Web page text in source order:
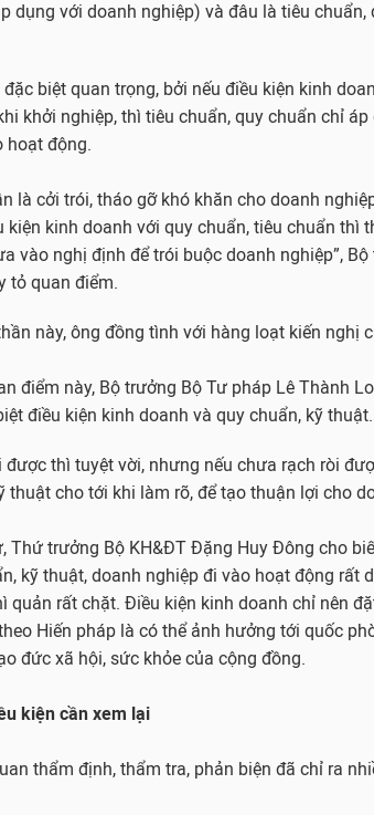
dụng với doanh nghiệp) và đâu là tiêu
biệt quan trọng, bởi nếu điều kiện kinh
khởi nghiệp, thì tiêu chuẩn, quy chuẩn chỉ
hoạt động.
là cởi trói, tháo gỡ khó khăn cho doanh
kiện kinh doanh với quy chuẩn, tiêu chuẩn thì
vào nghị định để trói buộc doanh nghiệp”,
tỏ quan điểm.
này, ông đồng tình với hàng loạt kiến nghị
điểm này, Bộ trưởng Bộ Tư pháp Lê Thành
điều kiện kinh doanh và quy chuẩn, kỹ thuật.
được thì tuyệt vời, nhưng nếu chưa rạch ròi
thuật cho tới khi làm rõ, để tạo thuận lợi cho
Thứ trưởng Bộ KH&ĐT Đặng Huy Đông cho
kỹ thuật, doanh nghiệp đi vào hoạt động rất
quản rất chặt. Điều kiện kinh doanh chỉ nên
Hiến pháp là có thể ảnh hưởng tới quốc
đức xã hội, sức khỏe của cộng đồng.
kiện cần xem lại
thẩm định, thẩm tra, phản biện đã chỉ ra